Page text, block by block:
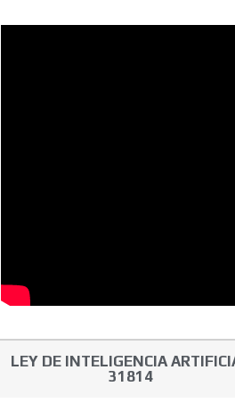
LEY DE INTELIGENCIA
31814